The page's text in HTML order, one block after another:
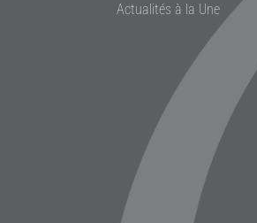
Actualités à la Une